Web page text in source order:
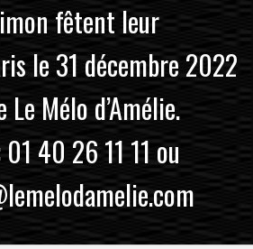
fêtent leur
le 31 décembre 2022
Mélo d’Amélie.
40 26 11 11 ou